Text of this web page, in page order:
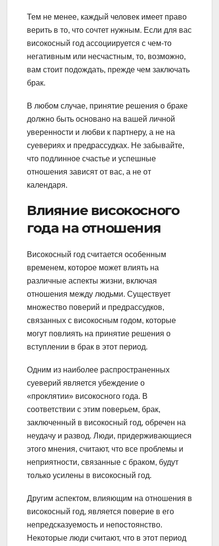
Тем не менее, каждый человек имеет право
верить в то, что сочтет нужным. Если для вас
високосный год ассоциируется с чем-то
негативным или несчастным, то, возможно,
вам стоит подождать, прежде чем заключать
брак.
В любом случае, принятие решения о браке
должно быть основано на вашей личной
уверенности и любви к партнеру, а не на
суевериях и предрассудках. Не забывайте,
что подлинное счастье и успешные
отношения зависят от вас, а не от
календаря.
Влияние високосного
года на отношения
Високосный год считается особенным
временем, которое может влиять на
различные аспекты жизни, включая
отношения между людьми. Существует
множество поверий и предрассудков,
связанных с високосным годом, которые
могут повлиять на принятие решения о
вступлении в брак в этот период.
Одним из наиболее распространенных
суеверий является убеждение о
«проклятии» високосного года. В
соответствии с этим поверьем, брак,
заключенный в високосный год, обречен на
неудачу и развод. Люди, придерживающиеся
этого мнения, считают, что все проблемы и
неприятности, связанные с браком, будут
только усилены в високосный год.
Другим аспектом, влияющим на отношения в
високосный год, является поверие в его
непредсказуемость и непостоянство.
Некоторые люди считают, что в этот период